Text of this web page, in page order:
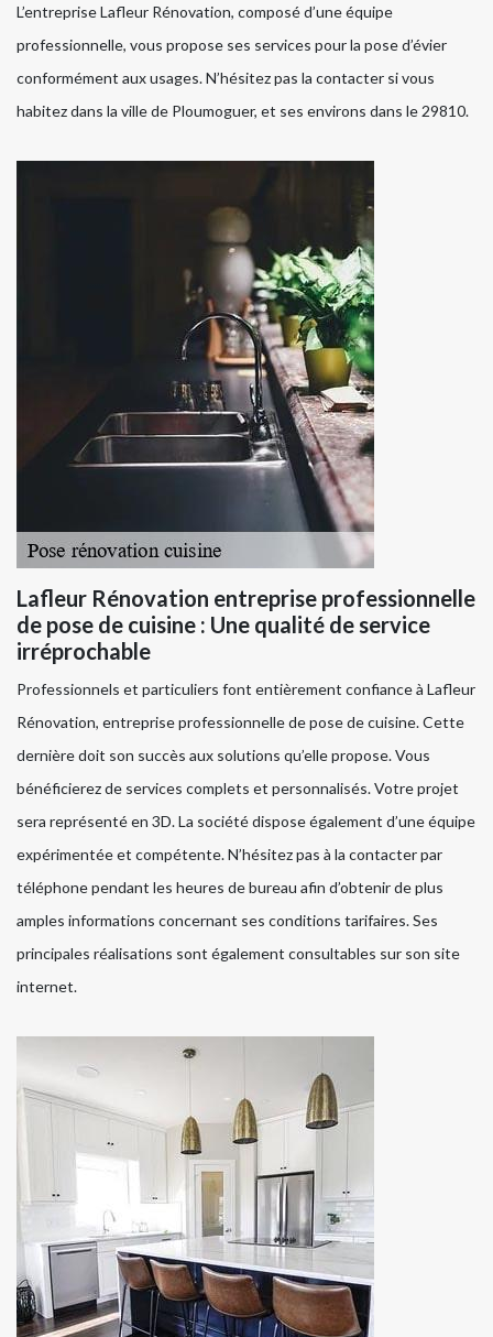
L’entreprise Lafleur Rénovation, composé d’une équipe
professionnelle, vous propose ses services pour la pose d’évier
conformément aux usages. N’hésitez pas la contacter si vous
habitez dans la ville de Ploumoguer, et ses environs dans le 29810.
Lafleur Rénovation entreprise professionnelle
de pose de cuisine : Une qualité de service
irréprochable
Professionnels et particuliers font entièrement confiance à Lafleur
Rénovation, entreprise professionnelle de pose de cuisine. Cette
dernière doit son succès aux solutions qu’elle propose. Vous
bénéficierez de services complets et personnalisés. Votre projet
sera représenté en 3D. La société dispose également d’une équipe
expérimentée et compétente. N’hésitez pas à la contacter par
téléphone pendant les heures de bureau afin d’obtenir de plus
amples informations concernant ses conditions tarifaires. Ses
principales réalisations sont également consultables sur son site
internet.